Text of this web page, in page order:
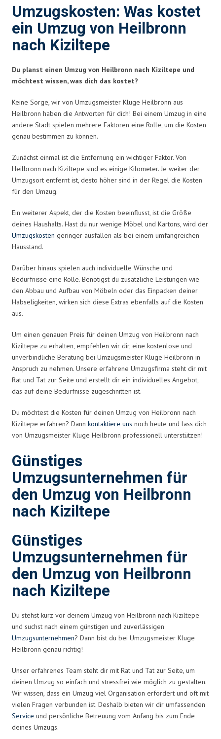
Umzugskosten: Was kostet
ein Umzug von Heilbronn
nach Kiziltepe
Du planst einen Umzug von Heilbronn nach Kiziltepe und
möchtest wissen, was dich das kostet?
Keine Sorge, wir von Umzugsmeister Kluge Heilbronn aus
Heilbronn haben die Antworten für dich! Bei einem Umzug in eine
andere Stadt spielen mehrere Faktoren eine Rolle, um die Kosten
genau bestimmen zu können.
Zunächst einmal ist die Entfernung ein wichtiger Faktor. Von
Heilbronn nach Kiziltepe sind es einige Kilometer. Je weiter der
Umzugsort entfernt ist, desto höher sind in der Regel die Kosten
für den Umzug.
Ein weiterer Aspekt, der die Kosten beeinflusst, ist die Größe
deines Haushalts. Hast du nur wenige Möbel und Kartons, wird der
Umzugskosten geringer ausfallen als bei einem umfangreichen
Hausstand.
Darüber hinaus spielen auch individuelle Wünsche und
Bedürfnisse eine Rolle. Benötigst du zusätzliche Leistungen wie
den Abbau und Aufbau von Möbeln oder das Einpacken deiner
Habseligkeiten, wirken sich diese Extras ebenfalls auf die Kosten
aus.
Um einen genauen Preis für deinen Umzug von Heilbronn nach
Kiziltepe zu erhalten, empfehlen wir dir, eine kostenlose und
unverbindliche Beratung bei Umzugsmeister Kluge Heilbronn in
Anspruch zu nehmen. Unsere erfahrene Umzugsfirma steht dir mit
Rat und Tat zur Seite und erstellt dir ein individuelles Angebot,
das auf deine Bedürfnisse zugeschnitten ist.
Du möchtest die Kosten für deinen Umzug von Heilbronn nach
Kiziltepe erfahren? Dann kontaktiere uns noch heute und lass dich
von Umzugsmeister Kluge Heilbronn professionell unterstützen!
Günstiges
Umzugsunternehmen für
den Umzug von Heilbronn
nach Kiziltepe
Günstiges
Umzugsunternehmen für
den Umzug von Heilbronn
nach Kiziltepe
Du stehst kurz vor deinem Umzug von Heilbronn nach Kiziltepe
und suchst nach einem günstigen und zuverlässigen
Umzugsunternehmen? Dann bist du bei Umzugsmeister Kluge
Heilbronn genau richtig!
Unser erfahrenes Team steht dir mit Rat und Tat zur Seite, um
deinen Umzug so einfach und stressfrei wie möglich zu gestalten.
Wir wissen, dass ein Umzug viel Organisation erfordert und oft mit
vielen Fragen verbunden ist. Deshalb bieten wir dir umfassenden
Service und persönliche Betreuung vom Anfang bis zum Ende
deines Umzugs.